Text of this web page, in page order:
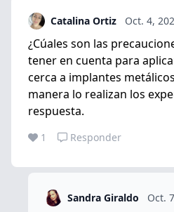
Catalina Ortiz Oct. 4,
¿Cúales son las
tener en cuenta para
cerca a implantes
manera lo realizan los
respuesta.
1 Responder
Sandra Giraldo Oct.